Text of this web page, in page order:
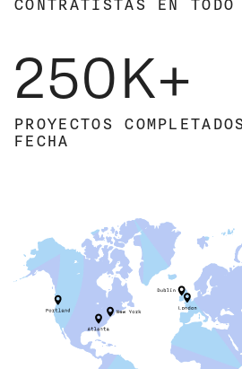
1
2
4
5
9
0
I
K
\
+
PROYECTOS
FECHA